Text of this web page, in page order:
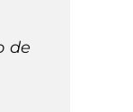
de